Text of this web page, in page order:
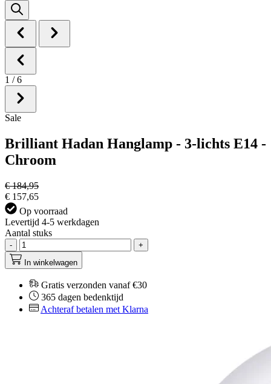
1 / 6
Sale
Brilliant Hadan Hanglamp - 3-lichts E14 -
Chroom
€ 184,95
€ 157,65
Op voorraad
Levertijd 4-5 werkdagen
Aantal stuks
-
+
In winkelwagen
Gratis verzonden vanaf €30
365 dagen bedenktijd
Achteraf betalen met Klarna